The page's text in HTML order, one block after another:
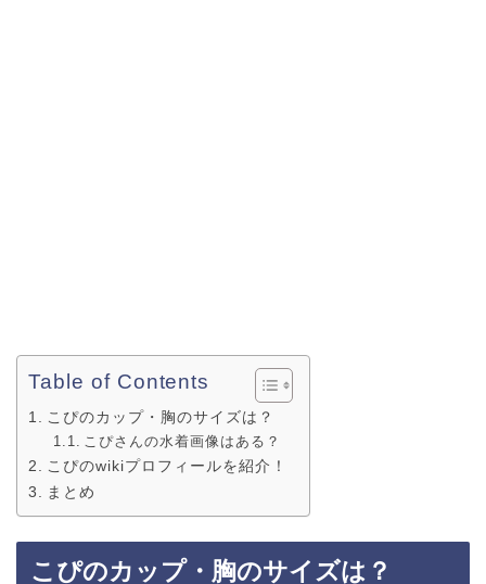
Table of Contents
こぴのカップ・胸のサイズは？
こぴさんの水着画像はある？
こぴのwikiプロフィールを紹介！
まとめ
こぴのカップ・胸のサイズは？